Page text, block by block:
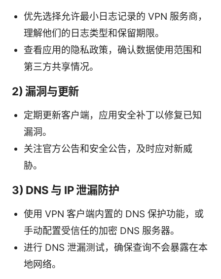
优先选择允许最小日志记录的 VPN 服务商，
理解他们的日志类型和保留期限。
查看应用的隐私政策，确认数据使用范围和
第三方共享情况。
2) 漏洞与更新
定期更新客户端，应用安全补丁以修复已知
漏洞。
关注官方公告和安全公告，及时应对新威
胁。
3) DNS 与 IP 泄漏防护
使用 VPN 客户端内置的 DNS 保护功能，或
手动配置受信任的加密 DNS 服务器。
进行 DNS 泄漏测试，确保查询不会暴露在本
地网络。